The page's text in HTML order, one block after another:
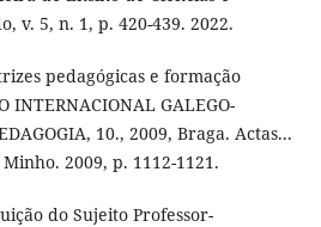
v. 5, n. 1, p. 420-439. 2022.
pedagógicas e formação
INTERNACIONAL GALEGO-
10., 2009, Braga. Actas...
2009, p. 1112-1121.
do Sujeito Professor-